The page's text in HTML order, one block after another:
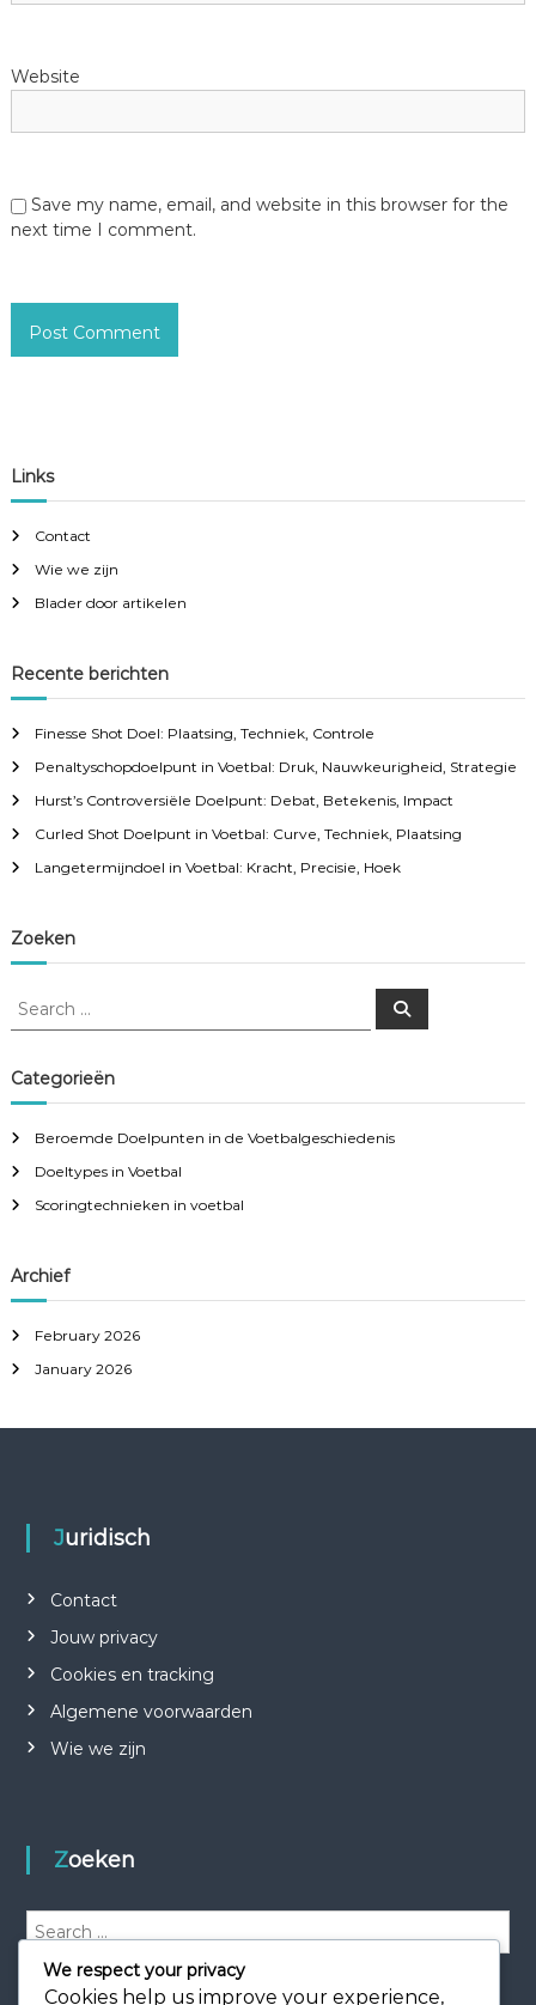
Website
Save my name, email, and website in this browser for the
next time I comment.
Links
Contact
Wie we zijn
Blader door artikelen
Recente berichten
Finesse Shot Doel: Plaatsing, Techniek, Controle
Penaltyschopdoelpunt in Voetbal: Druk, Nauwkeurigheid, Strategie
Hurst’s Controversiële Doelpunt: Debat, Betekenis, Impact
Curled Shot Doelpunt in Voetbal: Curve, Techniek, Plaatsing
Langetermijndoel in Voetbal: Kracht, Precisie, Hoek
Zoeken
S
r
c
f
o
r
S
Categorieën
Beroemde Doelpunten in de Voetbalgeschiedenis
Doeltypes in Voetbal
Scoringtechnieken in voetbal
Archief
February 2026
January 2026
Juridisch
Contact
Jouw privacy
Cookies en tracking
Algemene voorwaarden
Wie we zijn
Zoeken
e
S
e
We respect your privacy
Cookies help us improve your experience,